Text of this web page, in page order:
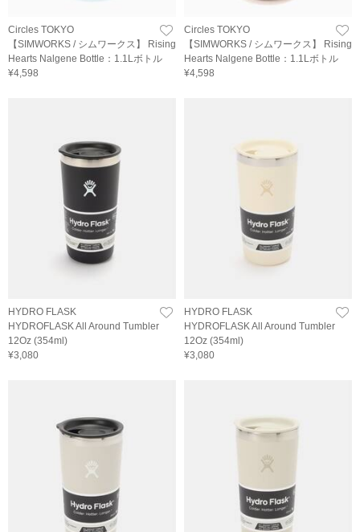
Circles TOKYO
【SIMWORKS / シムワークス】 Rising
Hearts Nalgene Bottle：1.1Lボトル
¥4,598
Circles TOKYO
【SIMWORKS / シムワークス】 Rising
Hearts Nalgene Bottle：1.1Lボトル
¥4,598
HYDRO FLASK
HYDROFLASK All Around Tumbler
12Oz (354ml)
¥3,080
HYDRO FLASK
HYDROFLASK All Around Tumbler
12Oz (354ml)
¥3,080